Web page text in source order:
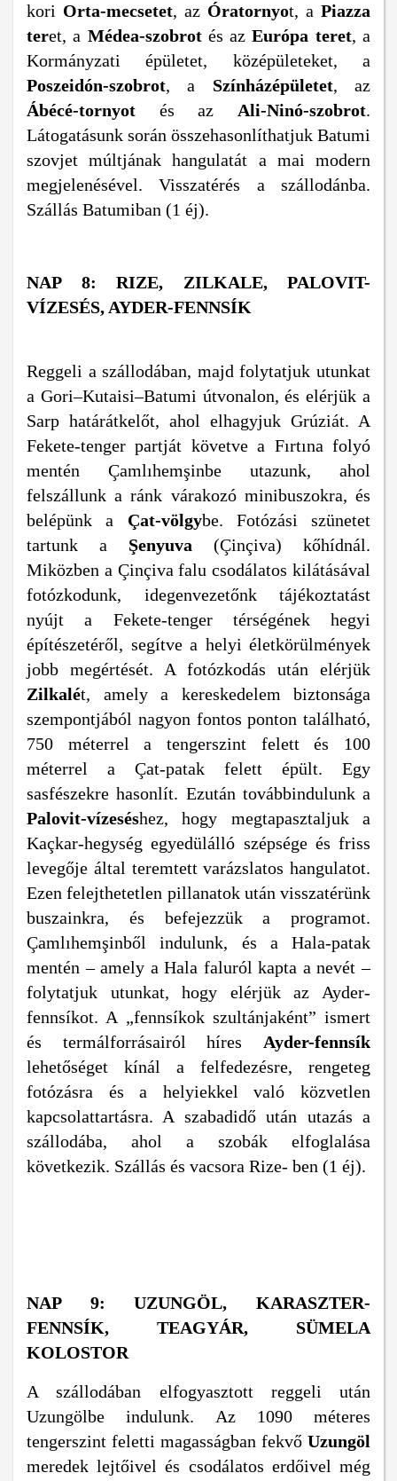
kori Orta-mecsetet, az Óratornyot, a Piazza
teret, a Médea-szobrotés azEurópa teret, a
Kormányzati épületet, középületeket, a
Poszeidón-szobrot, a Színházépületet, az
Ábécé-tornyot és az Ali-Ninó-szobrot.
Látogatásunk során összehasonlíthatjuk Batumi
szovjet múltjának hangulatát a mai modern
megjelenésével. Visszatérés a szállodánba.
Szállás Batumiban (1 éj).
NAP 8: RIZE, ZILKALE, PALOVIT-
VÍZESÉS, AYDER-FENNSÍK
Reggeli a szállodában, majd folytatjuk utunkat
a Gori–Kutaisi–Batumi útvonalon, és elérjük a
Sarp határátkelőt, ahol elhagyjuk Grúziát. A
Fekete-tenger partját követve a Fırtına folyó
mentén Çamlıhemşinbe utazunk, ahol
felszállunk a ránk várakozó minibuszokra, és
belépünk a Çat-völgybe. Fotózási szünetet
tartunk a Şenyuva (Çinçiva) kőhídnál.
Miközben a Çinçiva falu csodálatos kilátásával
fotózkodunk, idegenvezetőnk tájékoztatást
nyújt a Fekete-tenger térségének hegyi
építészetéről, segítve a helyi életkörülmények
jobb megértését. A fotózkodás után elérjük
Zilkalét, amely a kereskedelem biztonsága
szempontjából nagyon fontos ponton található,
750 méterrel a tengerszint felett és 100
méterrel a Çat-patak felett épült. Egy
sasfészekre hasonlít. Ezután továbbindulunk a
Palovit-vízeséshez, hogy megtapasztaljuk a
Kaçkar-hegység egyedülálló szépsége és friss
levegője által teremtett varázslatos hangulatot.
Ezen felejthetetlen pillanatok után visszatérünk
buszainkra, és befejezzük a programot.
Çamlıhemşinből indulunk, és a Hala-patak
mentén – amely a Hala faluról kapta a nevét –
folytatjuk utunkat, hogy elérjük az Ayder-
fennsíkot. A „fennsíkok szultánjaként” ismert
és termálforrásairól híres Ayder-fennsík
lehetőséget kínál a felfedezésre, rengeteg
fotózásra és a helyiekkel való közvetlen
kapcsolattartásra. A szabadidő után utazás a
szállodába, ahol a szobák elfoglalása
következik. Szállás és vacsora Rize- ben (1 éj).
NAP 9: UZUNGÖL, KARASZTER-
FENNSÍK, TEAGYÁR, SÜMELA
KOLOSTOR
A szállodában elfogyasztott reggeli után
Uzungölbe indulunk. Az 1090 méteres
tengerszint feletti magasságban fekvő Uzungöl
meredek lejtőivel és csodálatos erdőivel még